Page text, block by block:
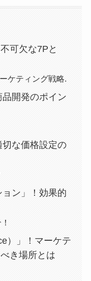
可欠な7Pと
ケティング戦略.
開発のポイン
な価格設定の
ン」！効果的
）」！マーケテ
き場所とは